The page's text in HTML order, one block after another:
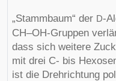
„Stammbaum“ der D-
CH–OH-Gruppen
dass sich weitere
mit drei C- bis
ist die Drehrichtung